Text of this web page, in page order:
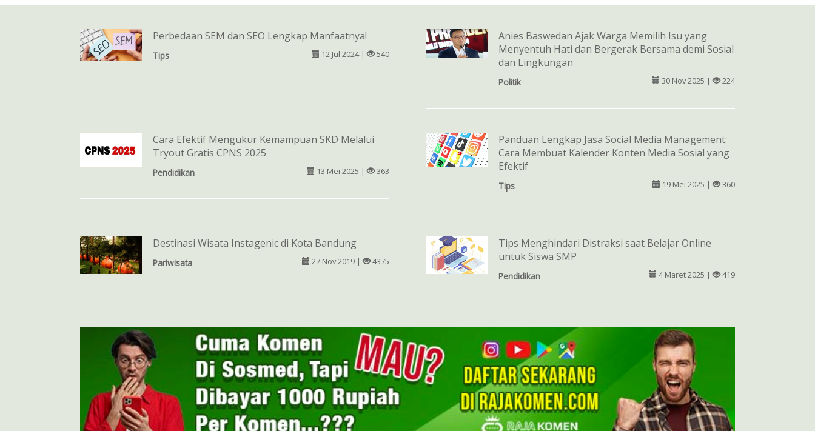
Perbedaan SEM dan SEO Lengkap Manfaatnya!
Tips 12 Jul 2024 | 540
Anies Baswedan Ajak Warga Memilih Isu yang
Menyentuh Hati dan Bergerak Bersama demi Sosial
dan Lingkungan
Politik 30 Nov 2025 | 224
Cara Efektif Mengukur Kemampuan SKD Melalui
Tryout Gratis CPNS 2025
Pendidikan 13 Mei 2025 | 363
Panduan Lengkap Jasa Social Media Management:
Cara Membuat Kalender Konten Media Sosial yang
Efektif
Tips 19 Mei 2025 | 360
Destinasi Wisata Instagenic di Kota Bandung
Pariwisata 27 Nov 2019 | 4375
Tips Menghindari Distraksi saat Belajar Online
untuk Siswa SMP
Pendidikan 4 Maret 2025 | 419